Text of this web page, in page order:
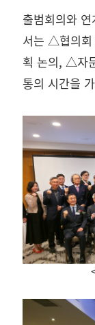
출범회의와
서는 △협의
획 논의, △자
통의 시간을